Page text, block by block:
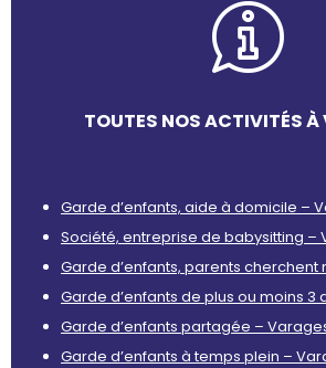
TOUTES NOS ACTIVITÉS À
Garde d’enfants, aide à domicile –
Société, entreprise de babysitting –
Garde d’enfants, parents cherchent
Garde d’enfants de plus ou moins 3
Garde d’enfants partagée –
Garde d’enfants à temps plein –